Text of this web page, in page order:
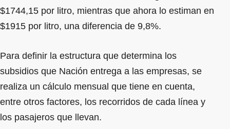
$1744,15 por litro, mientras que ahora lo estiman en
$1915 por litro, una diferencia de 9,8%.
Para definir la estructura que determina los
subsidios que Nación entrega a las empresas, se
realiza un cálculo mensual que tiene en cuenta,
entre otros factores, los recorridos de cada línea y
los pasajeros que llevan.